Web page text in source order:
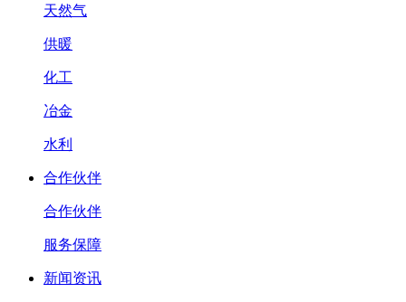
天然气
供暖
化工
冶金
水利
合作伙伴
合作伙伴
服务保障
新闻资讯